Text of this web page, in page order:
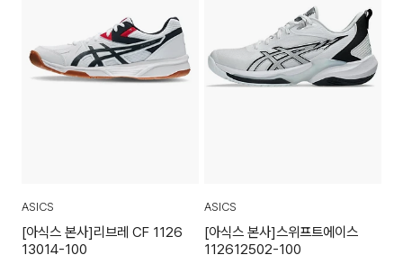
ASICS
[아식스 본사]리브레 CF 1126
13014-100
ASICS
[아식스 본사]스위프트에이스
112612502-100